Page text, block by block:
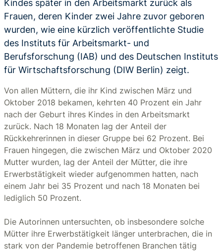
Kindes später in den Arbeitsmarkt zurück als
Frauen, deren Kinder zwei Jahre zuvor geboren
wurden, wie eine kürzlich veröffentlichte Studie
des Instituts für Arbeitsmarkt- und
Berufsforschung (IAB) und des Deutschen Instituts
für Wirtschaftsforschung (DIW Berlin) zeigt.
Von allen Müttern, die ihr Kind zwischen März und
Oktober 2018 bekamen, kehrten 40 Prozent ein Jahr
nach der Geburt ihres Kindes in den Arbeitsmarkt
zurück. Nach 18 Monaten lag der Anteil der
Rückkehrerinnen in dieser Gruppe bei 62 Prozent. Bei
Frauen hingegen, die zwischen März und Oktober 2020
Mutter wurden, lag der Anteil der Mütter, die ihre
Erwerbstätigkeit wieder aufgenommen hatten, nach
einem Jahr bei 35 Prozent und nach 18 Monaten bei
lediglich 50 Prozent.
Die Autorinnen untersuchten, ob insbesondere solche
Mütter ihre Erwerbstätigkeit länger unterbrachen, die in
stark von der Pandemie betroffenen Branchen tätig